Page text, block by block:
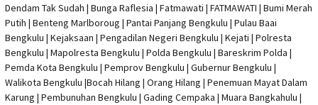
Dendam Tak Sudah | Bunga Raflesia | Fatmawati | FATMAWATI | Bumi Merah
Putih | Benteng Marlboroug | Pantai Panjang Bengkulu | Pulau Baai
Bengkulu | Kejaksaan | Pengadilan Negeri Bengkulu | Kejati | Polresta
Bengkulu | Mapolresta Bengkulu | Polda Bengkulu | Bareskrim Polda |
Pemda Kota Bengkulu | Pemprov Bengkulu | Gubernur Bengkulu |
Walikota Bengkulu |Bocah Hilang | Orang Hilang | Penemuan Mayat Dalam
Karung | Pembunuhan Bengkulu | Gading Cempaka | Muara Bangkahulu |